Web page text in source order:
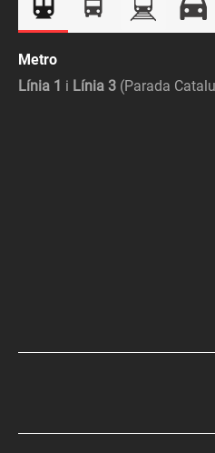
Metro
Línia 1 i Línia 3 (Parada